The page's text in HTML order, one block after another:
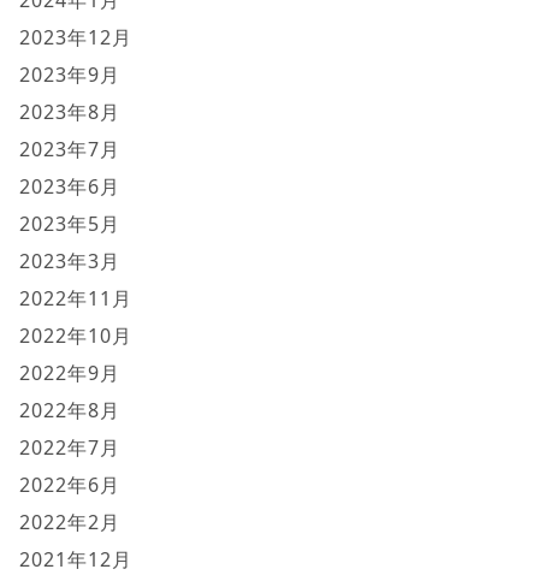
2023年12月
2023年9月
2023年8月
2023年7月
2023年6月
2023年5月
2023年3月
2022年11月
2022年10月
2022年9月
2022年8月
2022年7月
2022年6月
2022年2月
2021年12月